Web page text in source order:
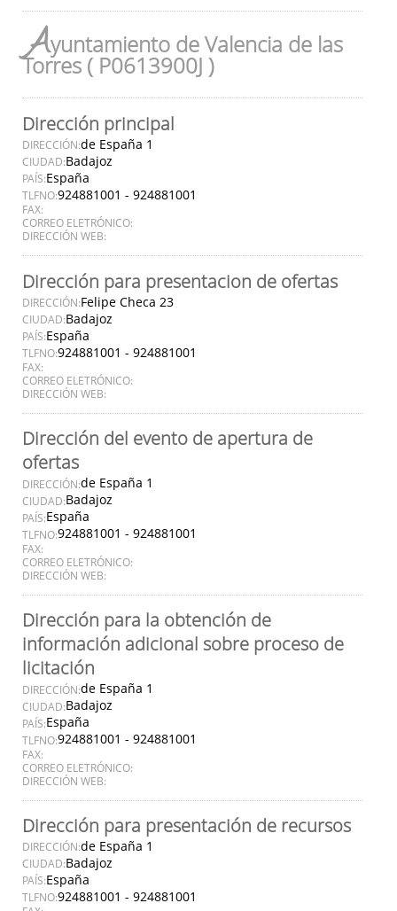
Ayuntamiento de Valencia de las
Torres ( P0613900J )
Dirección principal
DIRECCIÓN:de España 1
CIUDAD:Badajoz
PAÍS:España
TLFNO:924881001 - 924881001
FAX:
CORREO ELETRÓNICO:
DIRECCIÓN WEB:
Dirección para presentacion de ofertas
DIRECCIÓN:Felipe Checa 23
CIUDAD:Badajoz
PAÍS:España
TLFNO:924881001 - 924881001
FAX:
CORREO ELETRÓNICO:
DIRECCIÓN WEB:
Dirección del evento de apertura de
ofertas
DIRECCIÓN:de España 1
CIUDAD:Badajoz
PAÍS:España
TLFNO:924881001 - 924881001
FAX:
CORREO ELETRÓNICO:
DIRECCIÓN WEB:
Dirección para la obtención de
información adicional sobre proceso de
licitación
DIRECCIÓN:de España 1
CIUDAD:Badajoz
PAÍS:España
TLFNO:924881001 - 924881001
FAX:
CORREO ELETRÓNICO:
DIRECCIÓN WEB:
Dirección para presentación de recursos
DIRECCIÓN:de España 1
CIUDAD:Badajoz
PAÍS:España
TLFNO:924881001 - 924881001